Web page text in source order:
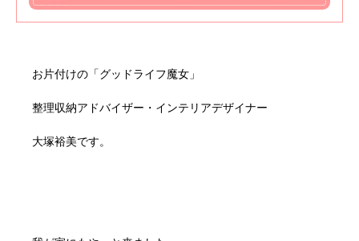
お片付けの「グッドライフ魔女」
整理収納アドバイザー・インテリアデザイナー
大塚裕美です。